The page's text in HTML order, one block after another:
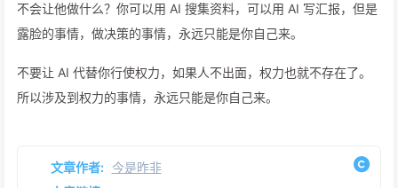
不会让他做什么？你可以用 AI 搜集资料，可以用 AI 写汇报，但是
露脸的事情，做决策的事情，永远只能是你自己来。
不要让 AI 代替你行使权力，如果人不出面，权力也就不存在了。
所以涉及到权力的事情，永远只能是你自己来。
文章作者: 今是昨非